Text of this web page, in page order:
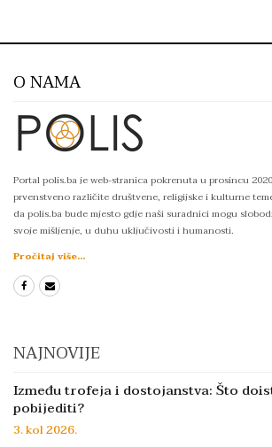
O NAMA
Portal polis.ba je web-stranica pokrenuta u prosincu
prvenstveno različite društvene, religijske i kulturne
da polis.ba bude mjesto gdje naši suradnici mogu
svoje mišljenje, u duhu uključivosti i humanosti.
Pročitaj više...
NAJNOVIJE
Između trofeja i dostojanstva: Što
pobijediti?
3. kol 2026.